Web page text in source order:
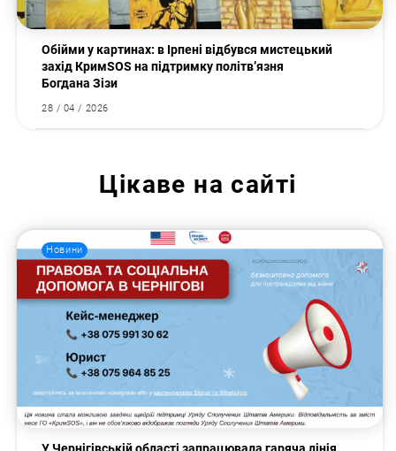
Обійми у картинах: в Ірпені відбувся мистецький
захід КримSOS на підтримку політв’язня
Богдана Зізи
28 / 04 / 2026
Цікаве на сайті
Новини